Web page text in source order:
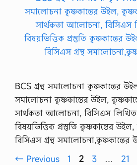
BCS গ্রন্থ সমালোচনা কৃষ্ণকান্তের
সমালোচনা কৃষ্ণকান্তের উইল,
সার্থকতা আলোচনা, বিসিএস লিখিত
বিষয়ভিত্তিক প্রস্তুতি কৃষ্ণকান্তের
বিসিএস গ্রন্থ সমালোচনা,কৃষ্ণকান্তের
← Previous Page
1 Page
2 Page
3 … 21